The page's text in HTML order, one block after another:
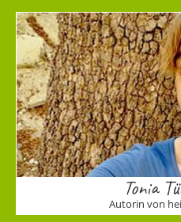
Tonia
Autorin von